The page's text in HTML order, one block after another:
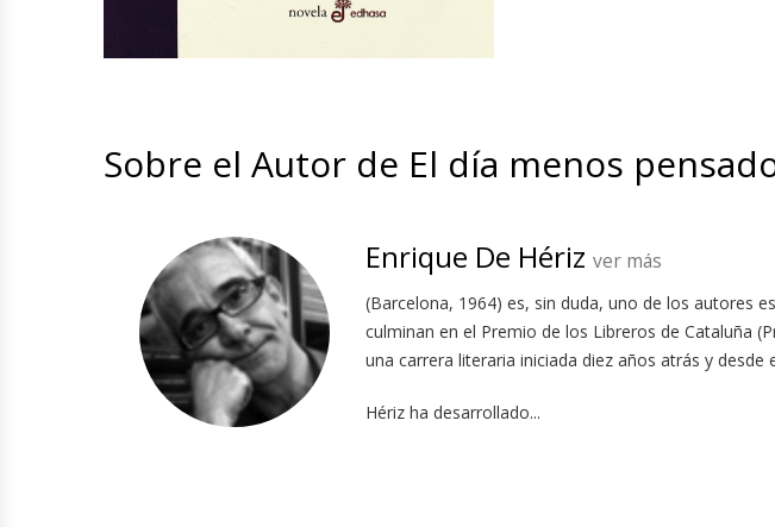
Sobre el Autor de El día menos
Enrique De Hériz ver más
(Barcelona, 1964) es, sin duda, uno de los autores
culminan en el Premio de los Libreros de Cataluña
una carrera literaria iniciada diez años atrás y
Hériz ha desarrollado...